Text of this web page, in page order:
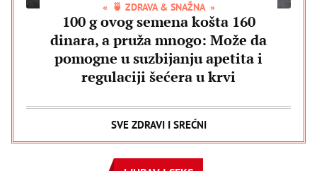
🍵 ZDRAVA & SNAŽNA
100 g ovog semena košta 160
dinara, a pruža mnogo: Može da
pomogne u suzbijanju apetita i
regulaciji šećera u krvi
SVE ZDRAVI I SREĆNI